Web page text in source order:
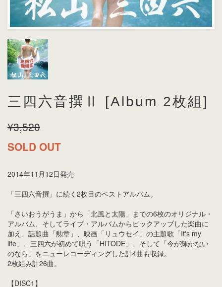
三四六音撰Ⅱ [Album 2枚組]
¥3,520
SOLD OUT
2014年11月12日発売
「三四六音撰」に続く2枚目のベストアルバム。
「さいおうがうま」から「北風と太陽」までの6枚のオリジナル・
アルバム、そしてライブ・アルバムからピックアップした楽曲に
加え、話題曲「勲章」、映画「リュウセイ」の主題歌「It's my
life」、三四六が初めて唄う「HITODE」、そして「今が輝かない
のなら」をニューレコーディングした計4曲も収録。
2枚組み計26曲。
【DISC1】